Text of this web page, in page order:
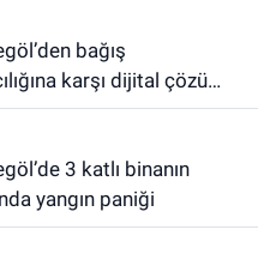
karşı dijital çözüm:
yatırımcı arıyor
yangın paniği